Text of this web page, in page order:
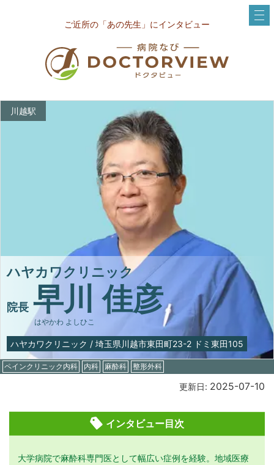
ご近所の「あの先生」にインタビュー
川越駅
ハヤカワクリニック
院長 早川 佳彦
はやかわ よしひこ
ハヤカワクリニック / 埼玉県川越市東田町23-2 ドミ東田105
ペインクリニック内科 内科 麻酔科 整形外科
更新日: 2025-07-10
インタビュー目次
大学病院で麻酔科専門医として幅広い症例を経験。地域医療